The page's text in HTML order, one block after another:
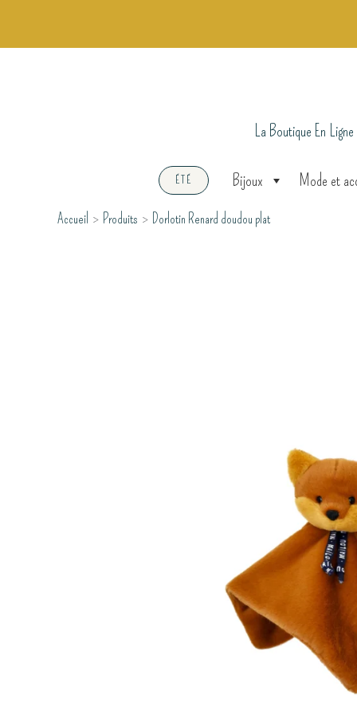
La Boutique En Ligne
ÉTÉ Bijoux Mode et
Accueil Produits Dorlotin Renard doudou plat